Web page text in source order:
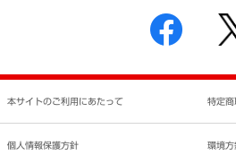
反社会的勢力に対する基本方針
書面による個人情報の開示等の請求の手続き
本サイトのご利用にあたって 特定
個人情報保護方針 環境方